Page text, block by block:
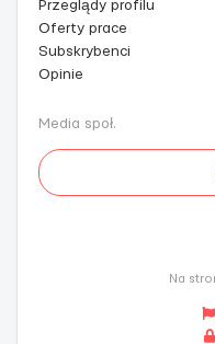
Przeglądy profilu
Oferty prace
Subskrybenci
Opinie
Media społ.
Na